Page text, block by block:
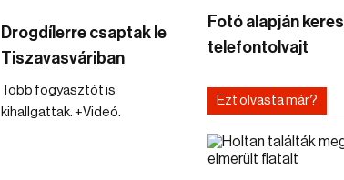
Drogdílerre csaptak le
Tiszavasváriban
Több fogyasztót is
kihallgattak. +Videó.
Fotó alapján
telefontolvajt
Ezt olvasta már?